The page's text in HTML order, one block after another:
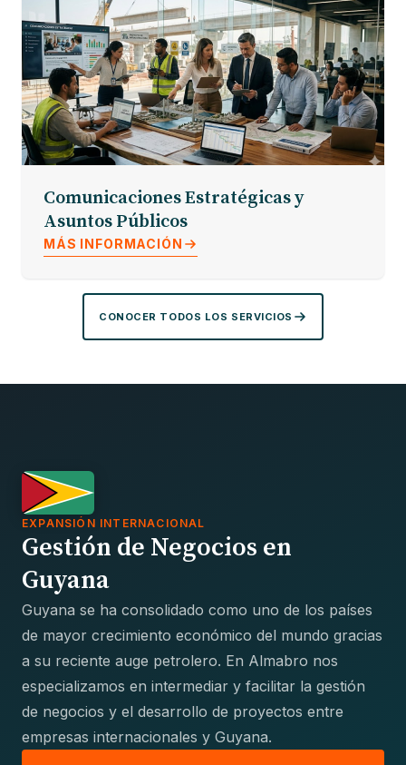
Comunicaciones Estratégicas y
Asuntos Públicos
MÁS INFORMACIÓN
CONOCER TODOS LOS SERVICIOS
EXPANSIÓN INTERNACIONAL
Gestión de Negocios en
Guyana
Guyana se ha consolidado como uno de los países
de mayor crecimiento económico del mundo gracias
a su reciente auge petrolero. En Almabro nos
especializamos en intermediar y facilitar la gestión
de negocios y el desarrollo de proyectos entre
empresas internacionales y Guyana.